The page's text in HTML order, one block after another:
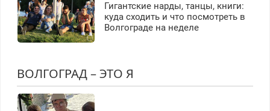
Гигантские нарды, танцы, книги:
куда сходить и что посмотреть в
Волгограде на неделе
ВОЛГОГРАД – ЭТО Я